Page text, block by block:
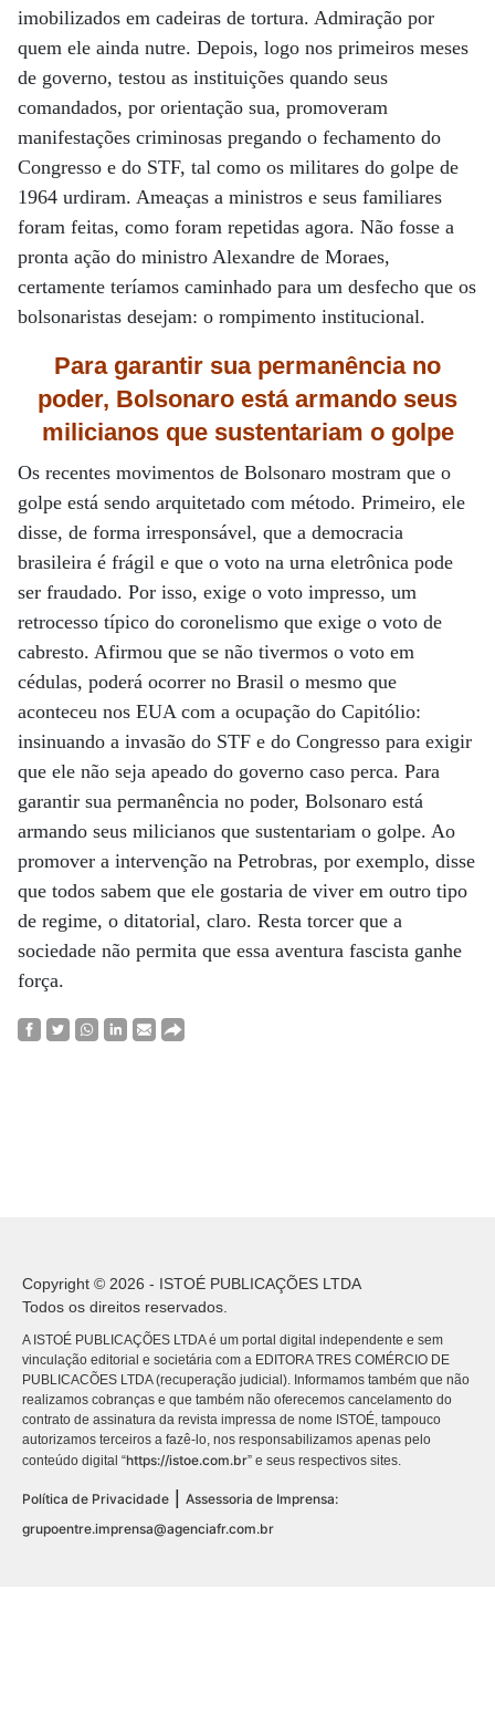
imobilizados em cadeiras de tortura. Admiração por
quem ele ainda nutre. Depois, logo nos primeiros meses
de governo, testou as instituições quando seus
comandados, por orientação sua, promoveram
manifestações criminosas pregando o fechamento do
Congresso e do STF, tal como os militares do golpe de
1964 urdiram. Ameaças a ministros e seus familiares
foram feitas, como foram repetidas agora. Não fosse a
pronta ação do ministro Alexandre de Moraes,
certamente teríamos caminhado para um desfecho que os
bolsonaristas desejam: o rompimento institucional.
Para garantir sua permanência no
poder, Bolsonaro está armando seus
milicianos que sustentariam o golpe
Os recentes movimentos de Bolsonaro mostram que o
golpe está sendo arquitetado com método. Primeiro, ele
disse, de forma irresponsável, que a democracia
brasileira é frágil e que o voto na urna eletrônica pode
ser fraudado. Por isso, exige o voto impresso, um
retrocesso típico do coronelismo que exige o voto de
cabresto. Afirmou que se não tivermos o voto em
cédulas, poderá ocorrer no Brasil o mesmo que
aconteceu nos EUA com a ocupação do Capitólio:
insinuando a invasão do STF e do Congresso para exigir
que ele não seja apeado do governo caso perca. Para
garantir sua permanência no poder, Bolsonaro está
armando seus milicianos que sustentariam o golpe. Ao
promover a intervenção na Petrobras, por exemplo, disse
que todos sabem que ele gostaria de viver em outro tipo
de regime, o ditatorial, claro. Resta torcer que a
sociedade não permita que essa aventura fascista ganhe
força.
Copyright © 2026 - ISTOÉ PUBLICAÇÕES LTDA
Todos os direitos reservados.
A ISTOÉ PUBLICAÇÕES LTDA é um portal digital independente e sem
vinculação editorial e societária com a EDITORA TRES COMÉRCIO DE
PUBLICACÕES LTDA (recuperação judicial). Informamos também que não
realizamos cobranças e que também não oferecemos cancelamento do
contrato de assinatura da revista impressa de nome ISTOÉ, tampouco
autorizamos terceiros a fazê-lo, nos responsabilizamos apenas pelo
conteúdo digital “https://istoe.com.br” e seus respectivos sites.
Política de Privacidade
Assessoria de Imprensa:
grupoentre.imprensa@agenciafr.com.br